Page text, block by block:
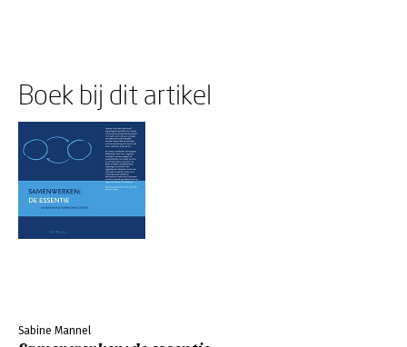
Boek bij dit artikel
Sabine Mannel